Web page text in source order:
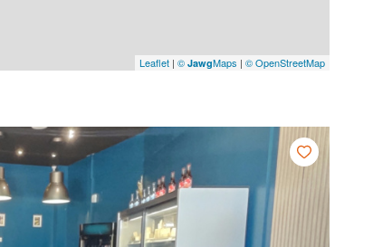
Leaflet | © JawgMaps | © OpenStreetMap